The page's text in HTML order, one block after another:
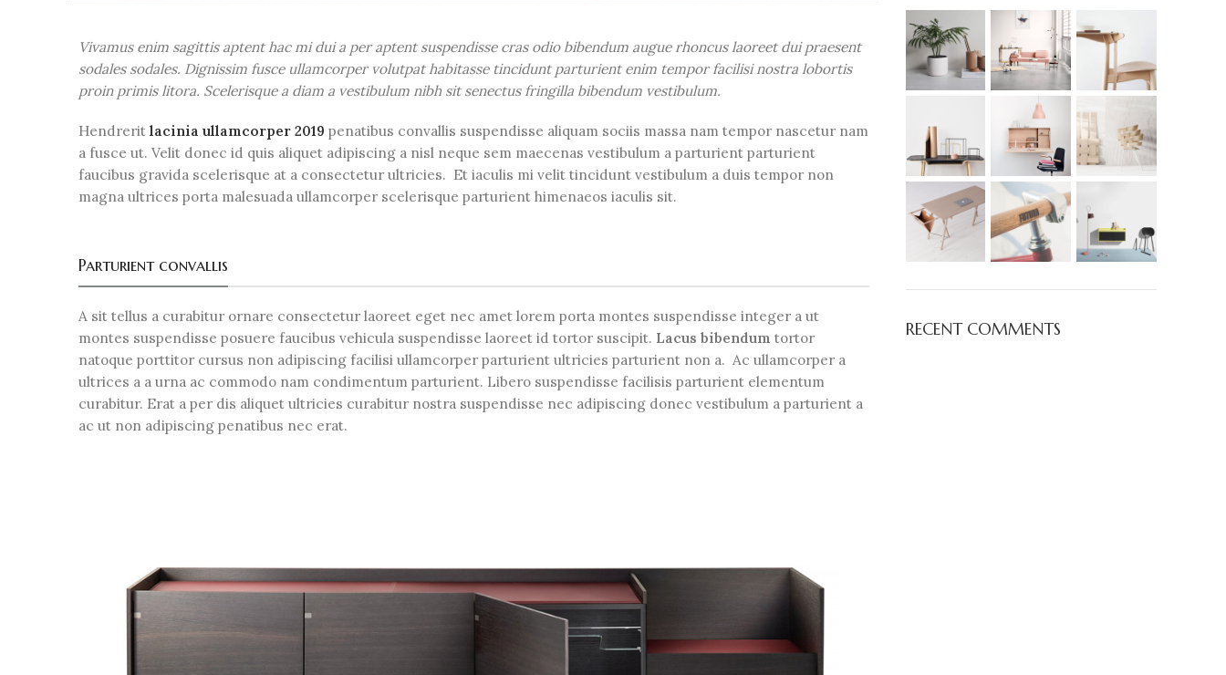
Vivamus enim sagittis aptent hac mi dui a per aptent suspendisse cras odio bibendum augue rhoncus laoreet dui praesent
sodales sodales. Dignissim fusce ullamcorper volutpat habitasse tincidunt parturient enim tempor facilisi nostra lobortis
proin primis litora. Scelerisque a diam a vestibulum nibh sit senectus fringilla bibendum vestibulum.
Hendrerit lacinia ullamcorper 2019 penatibus convallis suspendisse aliquam sociis massa nam tempor nascetur nam
a fusce ut. Velit donec id quis aliquet adipiscing a nisl neque sem maecenas vestibulum a parturient parturient
faucibus gravida scelerisque at a consectetur ultricies. Et iaculis mi velit tincidunt vestibulum a duis tempor non
magna ultrices porta malesuada ullamcorper scelerisque parturient himenaeos iaculis sit.
Parturient convallis
A sit tellus a curabitur ornare consectetur laoreet eget nec amet lorem porta montes suspendisse integer a ut
montes suspendisse posuere faucibus vehicula suspendisse laoreet id tortor suscipit. Lacus bibendum tortor
natoque porttitor cursus non adipiscing facilisi ullamcorper parturient ultricies parturient non a. Ac ullamcorper a
ultrices a a urna ac commodo nam condimentum parturient. Libero suspendisse facilisis parturient elementum
curabitur. Erat a per dis aliquet ultricies curabitur nostra suspendisse nec adipiscing donec vestibulum a parturient a
ac ut non adipiscing penatibus nec erat.
RECENT COMMENTS